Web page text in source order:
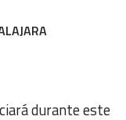
durante este